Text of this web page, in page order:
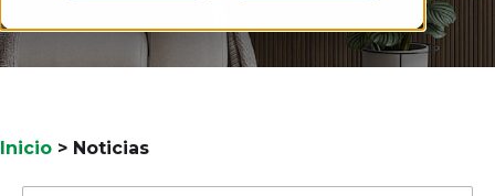
Inicio > Noticias